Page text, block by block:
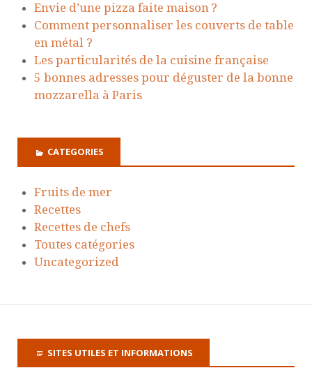
Envie d’une pizza faite maison ?
Comment personnaliser les couverts de table
en métal ?
Les particularités de la cuisine française
5 bonnes adresses pour déguster de la bonne
mozzarella à Paris
CATEGORIES
Fruits de mer
Recettes
Recettes de chefs
Toutes catégories
Uncategorized
SITES UTILES ET INFORMATIONS